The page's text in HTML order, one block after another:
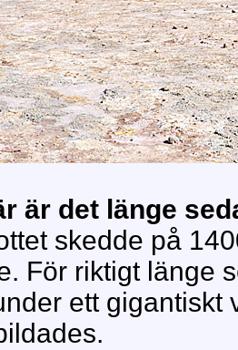
är det länge
skedde på
För riktigt länge
ett gigantiskt